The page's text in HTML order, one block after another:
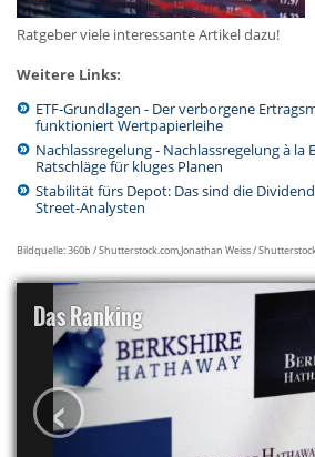
Ratgeber viele interessante Artikel dazu!
Weitere Links:
ETF-Grundlagen - Der verborgene
funktioniert Wertpapierleihe
Nachlassregelung - Nachlassregelung à
Ratschläge für kluges Planen
Stabilität fürs Depot: Das sind die
Street-Analysten
Bildquelle: 360b / Shutterstock.com,Jonathan Weiss /
Das Ranking
‹